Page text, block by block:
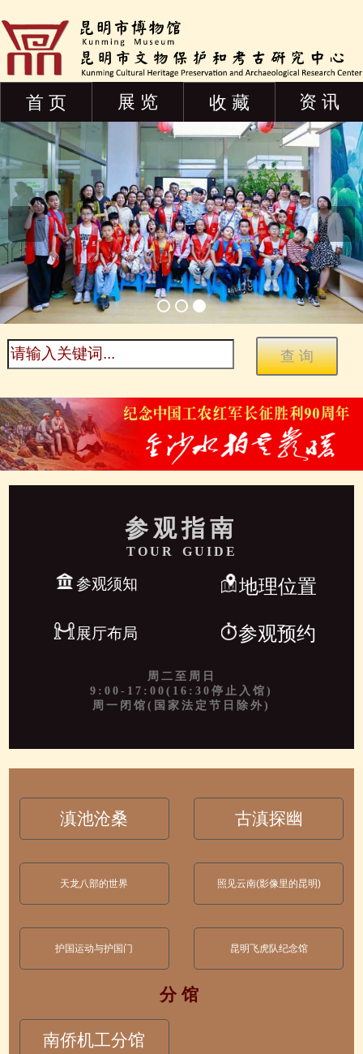
首 页 展 览 收 藏 资 讯
参观指南
TOUR GUIDE
参观须知 地理位置
展厅布局 参观预约
周二至周日
9:00-17:00(16:30停止入馆)
周一闭馆(国家法定节日除外)
滇池沧桑 古滇探幽
天龙八部的世界 照见云南(影像里的昆明)
护国运动与护国门 昆明飞虎队纪念馆
分 馆
南侨机工分馆